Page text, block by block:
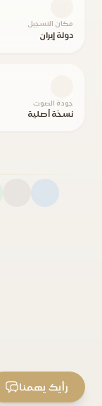
مكان التسجيل
دولة إيران
جودة الصوت
نسخة أصلية
رأيك يهمنا